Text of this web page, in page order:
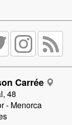
Carrée
48
- Menorca